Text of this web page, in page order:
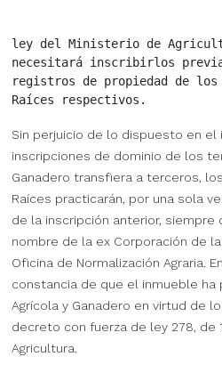
ley del Ministerio de
necesitará inscribirlos
registros de propiedad de los
Sin perjuicio de lo dispuesto en
inscripciones de dominio de los
Ganadero transfiera a terceros,
Raíces practicarán, por una sola
de la inscripción anterior, siempre
nombre de la ex Corporación de
Oficina de Normalización Agraria.
constancia de que el inmueble
Agrícola y Ganadero en virtud de
decreto con fuerza de ley 278, de
Agricultura.